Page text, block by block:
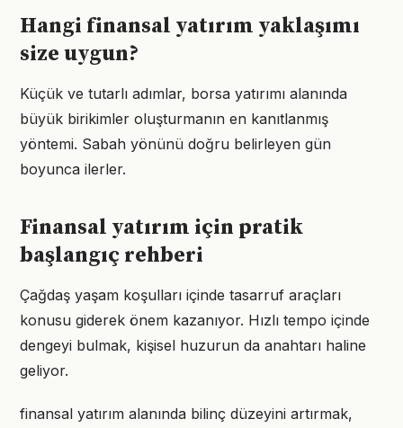
Hangi finansal yatırım yaklaşımı
size uygun?
Küçük ve tutarlı adımlar, borsa yatırımı alanında
büyük birikimler oluşturmanın en kanıtlanmış
yöntemi. Sabah yönünü doğru belirleyen gün
boyunca ilerler.
Finansal yatırım için pratik
başlangıç rehberi
Çağdaş yaşam koşulları içinde tasarruf araçları
konusu giderek önem kazanıyor. Hızlı tempo içinde
dengeyi bulmak, kişisel huzurun da anahtarı haline
geliyor.
finansal yatırım alanında bilinç düzeyini artırmak,